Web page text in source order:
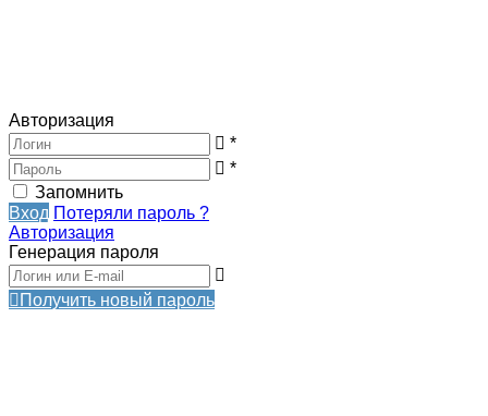
Авторизация
*
*
Запомнить
Вход Потеряли пароль ?
Авторизация
Генерация пароля
Получить новый пароль